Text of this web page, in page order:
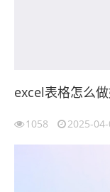
excel表格怎么
1058 2025-